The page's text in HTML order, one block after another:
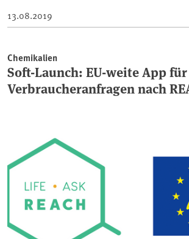
13.08.2019
Chemikalien
Soft-Launch: EU-weite App für
Verbraucheranfragen nach